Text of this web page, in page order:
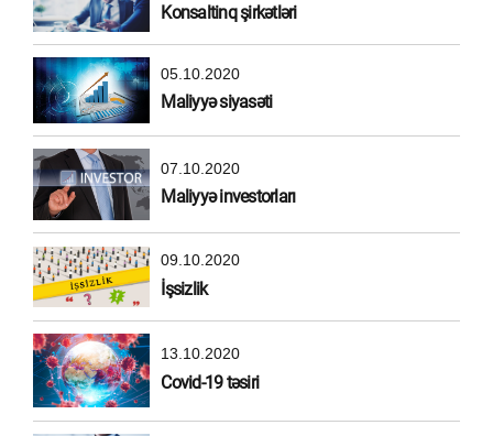
Konsaltinq şirkətləri
05.10.2020
Maliyyə siyasəti
07.10.2020
Maliyyə investorları
09.10.2020
İşsizlik
13.10.2020
Covid-19 təsiri